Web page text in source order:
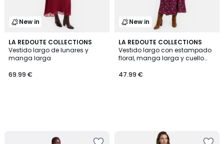
New in
LA REDOUTE COLLECTIONS
Vestido largo de lunares y
manga larga
69.99 €
New in
LA REDOUTE COLLECTIONS
Vestido largo con estampado
floral, manga larga y cuello
47.99 €